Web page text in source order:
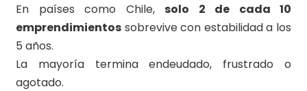
En países como Chile, solo 2 de cada 10
emprendimientos sobrevive con estabilidad a los
5 años.
La mayoría termina endeudado, frustrado o
agotado.